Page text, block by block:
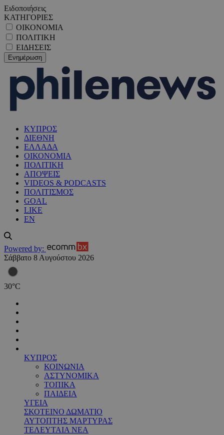
Ειδοποιήσεις
ΚΑΤΗΓΟΡΙΕΣ
ΟΙΚΟΝΟΜΙΑ
ΠΟΛΙΤΙΚΗ
ΕΙΔΗΣΕΙΣ
ΚΥΠΡΟΣ
ΔΙΕΘΝΗ
ΕΛΛΑΔΑ
ΟΙΚΟΝΟΜΙΑ
ΠΟΛΙΤΙΚΗ
ΑΠΟΨΕΙΣ
VIDEOS & PODCASTS
ΠΟΛΙΤΙΣΜΟΣ
GOAL
LIKE
EN
Powered by:
Σάββατο 8 Αυγούστου 2026
30°C
ΚΥΠΡΟΣ
ΚΟΙΝΩΝΙΑ
ΑΣΤΥΝΟΜΙΚΑ
ΤΟΠΙΚΑ
ΠΑΙΔΕΙΑ
ΥΓΕΙΑ
ΣΚΟΤΕΙΝΟ ΔΩΜΑΤΙΟ
ΑΥΤΟΠΤΗΣ ΜΑΡΤΥΡΑΣ
ΤΕΛΕΥΤΑΙΑ ΝΕΑ